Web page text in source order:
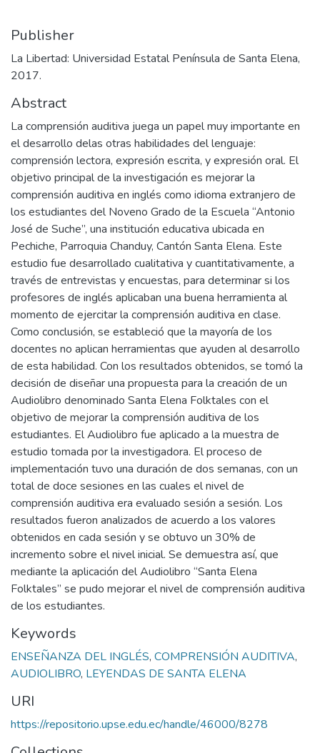
Publisher
La Libertad: Universidad Estatal Península de Santa Elena,
2017.
Abstract
La comprensión auditiva juega un papel muy importante en
el desarrollo delas otras habilidades del lenguaje:
comprensión lectora, expresión escrita, y expresión oral. El
objetivo principal de la investigación es mejorar la
comprensión auditiva en inglés como idioma extranjero de
los estudiantes del Noveno Grado de la Escuela “Antonio
José de Suche”, una institución educativa ubicada en
Pechiche, Parroquia Chanduy, Cantón Santa Elena. Este
estudio fue desarrollado cualitativa y cuantitativamente, a
través de entrevistas y encuestas, para determinar si los
profesores de inglés aplicaban una buena herramienta al
momento de ejercitar la comprensión auditiva en clase.
Como conclusión, se estableció que la mayoría de los
docentes no aplican herramientas que ayuden al desarrollo
de esta habilidad. Con los resultados obtenidos, se tomó la
decisión de diseñar una propuesta para la creación de un
Audiolibro denominado Santa Elena Folktales con el
objetivo de mejorar la comprensión auditiva de los
estudiantes. El Audiolibro fue aplicado a la muestra de
estudio tomada por la investigadora. El proceso de
implementación tuvo una duración de dos semanas, con un
total de doce sesiones en las cuales el nivel de
comprensión auditiva era evaluado sesión a sesión. Los
resultados fueron analizados de acuerdo a los valores
obtenidos en cada sesión y se obtuvo un 30% de
incremento sobre el nivel inicial. Se demuestra así, que
mediante la aplicación del Audiolibro “Santa Elena
Folktales” se pudo mejorar el nivel de comprensión auditiva
de los estudiantes.
Keywords
ENSEÑANZA DEL INGLÉS, COMPRENSIÓN AUDITIVA,
AUDIOLIBRO, LEYENDAS DE SANTA ELENA
URI
https://repositorio.upse.edu.ec/handle/46000/8278